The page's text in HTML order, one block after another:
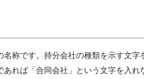
名称です。持分会社の種類を示す文
あれば「合同会社」という文字を入